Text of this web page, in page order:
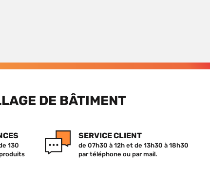
DE BÂTIMENT
130
SERVICE CLIENT
de 07h30 à 12h et de 13h30 à 18h30
par téléphone ou par mail.